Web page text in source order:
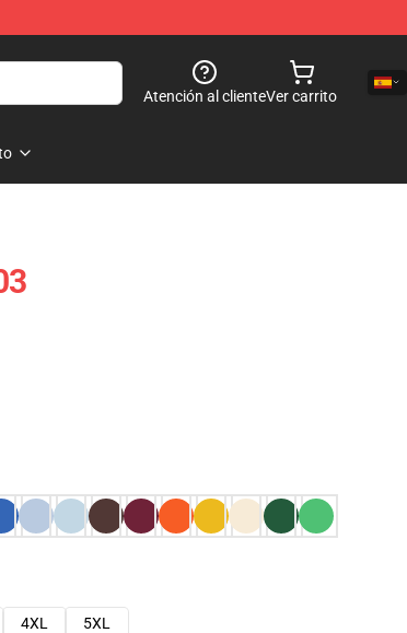
Atención al clienteVer carrito
4XL
5XL